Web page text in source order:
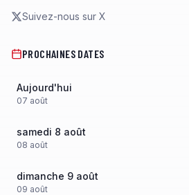
Suivez-nous sur X
PROCHAINES DATES
Aujourd'hui
07 août
samedi 8 août
08 août
dimanche 9 août
09 août